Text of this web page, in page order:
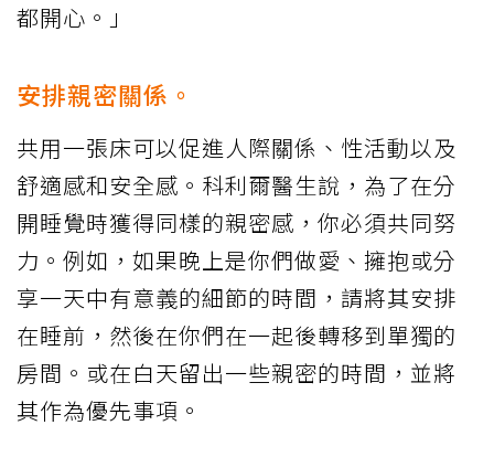
都開心。」
安排親密關係。
共用一張床可以促進人際關係、性活動以及
舒適感和安全感。科利爾醫生說，為了在分
開睡覺時獲得同樣的親密感，你必須共同努
力。例如，如果晚上是你們做愛、擁抱或分
享一天中有意義的細節的時間，請將其安排
在睡前，然後在你們在一起後轉移到單獨的
房間。或在白天留出一些親密的時間，並將
其作為優先事項。